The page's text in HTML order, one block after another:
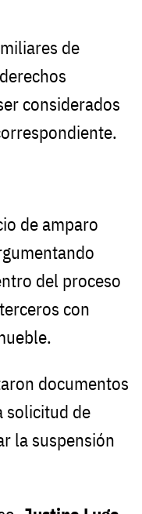
de
considerados
de amparo
del proceso
con
documentos
solicitud de
la suspensión